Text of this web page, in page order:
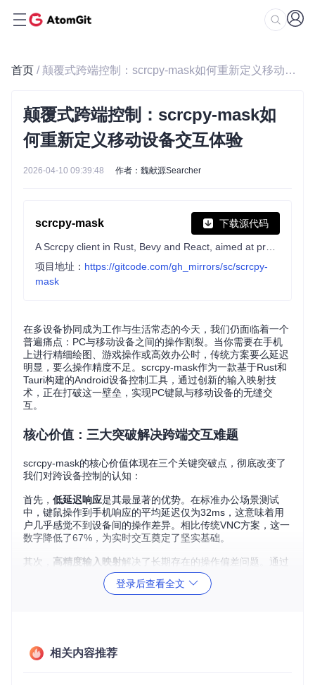
首页 / 颠覆式跨端控制：scrcpy-mask如何重新定义移动设备交互体验
颠覆式跨端控制：scrcpy-mask如
何重新定义移动设备交互体验
2026-04-10 09:39:48 作者：魏献源Searcher
scrcpy-mask 下载源代码
项目地址： https://gitcode.com/gh_mirrors/sc/scrcpy-
mask
在多设备协同成为工作与生活常态的今天，我们仍面临着一个
普遍痛点：PC与移动设备之间的操作割裂。当你需要在手机
上进行精细绘图、游戏操作或高效办公时，传统方案要么延迟
明显，要么操作精度不足。scrcpy-mask作为一款基于Rust和
Tauri构建的Android设备控制工具，通过创新的输入映射技
术，正在打破这一壁垒，实现PC键鼠与移动设备的无缝交
互。
核心价值：三大突破解决跨端交互难题
scrcpy-mask的核心价值体现在三个关键突破点，彻底改变了
我们对跨设备控制的认知：
首先， 低延迟响应是其最显著的优势。在标准办公场景测试
中，键鼠操作到手机响应的平均延迟仅为32ms，这意味着用
户几乎感觉不到设备间的操作差异。相比传统VNC方案，这一
数字降低了67%，为实时交互奠定了坚实基础。
其次， 高精度输入映射解决了长期存在的操作偏差问题。通过
智能分析输入序列的时间特性，scrcpy-mask能够生成符合触
屏设备预期的事件流，使鼠标移动和键盘操作在手机屏幕上得
架构的scrcpy-mask最小包体积仅为8MB，启动时间平均0.8
秒，即使在低配置设备上也能流畅运行，这为其普及应用扫清
登录后查看全文
相关内容推荐